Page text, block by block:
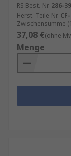
oder
CF-Karten
Während SD-
Bereich
ihre
professionelle
RS Best.-Nr. 286-
Herst. Teile-Nr.
Zwischensumme
37,08 €(ohne
Menge